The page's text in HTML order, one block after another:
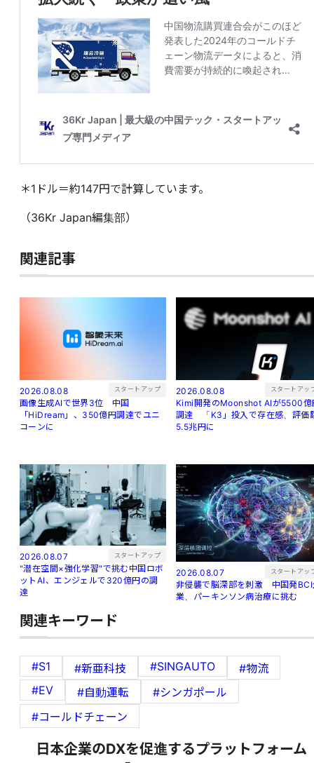
＊1ドル＝約147円で計算しています。
（36Kr Japan編集部）
関連記事
2026.08.08 スタートアップ
画像生成AIで世界3位 中国
「HiDream」、350億円調達でユニ
コーンに
2026.08.08 スタートアッ
Kimi開発のMoonshot AIが5500億
調達 「K3」投入で存在感、評価
5.5兆円に
2026.08.07 スタートアップ
"潜在空間×強化学習"で挑む中国ロボ
ットAI、エンジェルで320億円の調
達
2026.08.07 スタートアッ
非侵襲で脳深部を刺激 中国発BCI
業、パーキンソン病治療に挑む
関連キーワード
#S1 #新亜科技 #SINGAUTO
#物流
#EV
#自動運転
#シンガポール
#コールドチェーン
日本企業のDXを促進するプラットフォーム